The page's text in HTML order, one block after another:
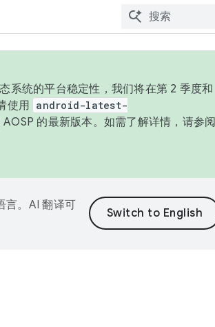
系统的平台稳定性，我们将在第 2 季度和
使用 android-latest-
的最新版本。如需了解详情，请参阅
言。AI 翻译可